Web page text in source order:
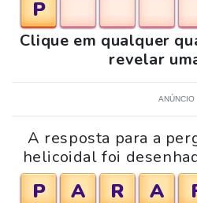
P
Clique em qualquer
revelar
ANÚNCIO
A resposta para a
helicoidal foi
P A R A